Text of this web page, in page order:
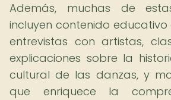
Además, muchas de
incluyen contenido
entrevistas con artistas,
explicaciones sobre la
cultural de las danzas, y
que enriquece la